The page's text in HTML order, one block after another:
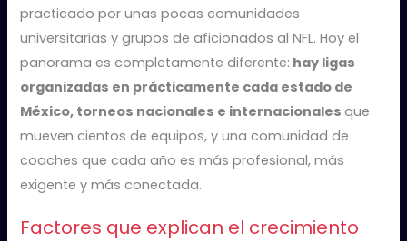
practicado por unas pocas comunidades
universitarias y grupos de aficionados al NFL. Hoy el
panorama es completamente diferente: hay ligas
organizadas en prácticamente cada estado de
México, torneos nacionales e internacionalesque
mueven cientos de equipos, y una comunidad de
coaches que cada año es más profesional, más
exigente y más conectada.
Factores que explican el crecimiento